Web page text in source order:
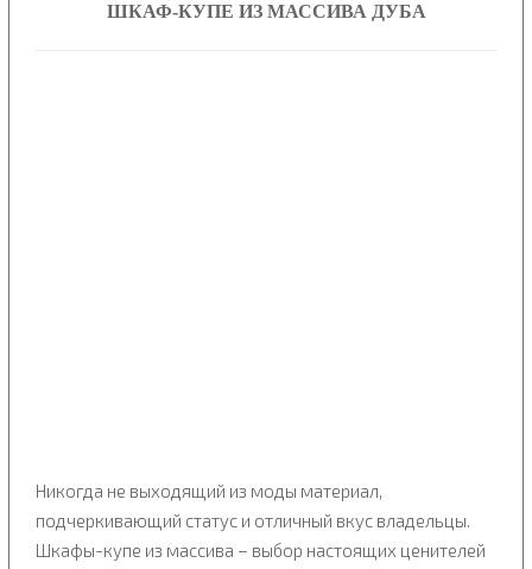
ШКАФ-КУПЕ ИЗ МАССИВА ДУБА
Никогда не выходящий из моды материал,
подчеркивающий статус и отличный вкус владельцы.
Шкафы-купе из массива – выбор настоящих ценителей